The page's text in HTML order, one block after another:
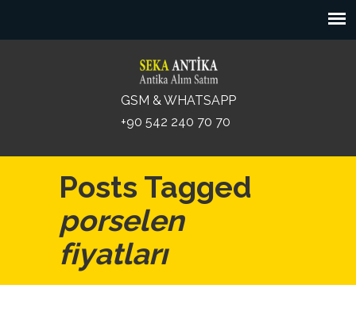
GSM & WHATSAPP
+90 542 240 70 70
Posts Tagged
porselen
fiyatları